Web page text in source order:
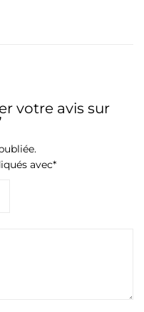
votre avis sur
avec*